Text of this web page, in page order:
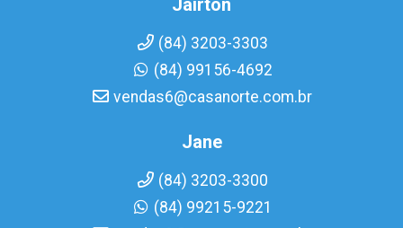
Jairton
(84) 3203-3303
(84) 99156-4692
vendas6@casanorte.com.br
Jane
(84) 3203-3300
(84) 99215-9221